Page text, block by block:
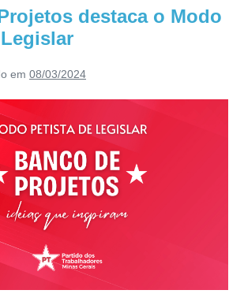
destaca o Modo
em 08/03/2024